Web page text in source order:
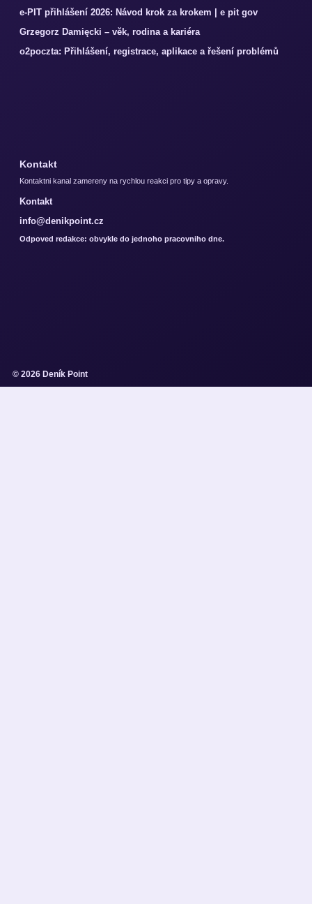
e-PIT přihlášení 2026: Návod krok za krokem | e pit gov
Grzegorz Damięcki – věk, rodina a kariéra
o2poczta: Přihlášení, registrace, aplikace a řešení problémů
Kontakt
Kontaktni kanal zamereny na rychlou reakci pro tipy a opravy.
Kontakt
info@denikpoint.cz
Odpoved redakce: obvykle do jednoho pracovniho dne.
© 2026 Deník Point